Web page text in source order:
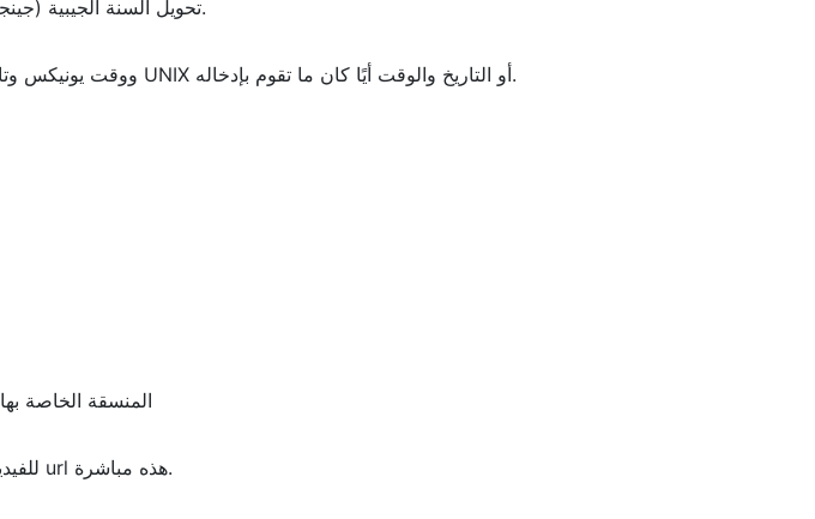
تحويل السنة الجيبية (جينجو)، والعصر الشائع، والعصر التايلاندي البوذي، والفروع الأرضية. عرض الأعمار أيضًا.
تحويل وقت UNIX ووقت يونيكس وتاريخ ووقت بعضهما البعض. يتعرف هذا المحول تلقائيًا على وقت UNIX أو التاريخ والوقت أيًا كان ما تقوم بإدخاله.
استرداد تغريدة فردية باستخدام واجهة برمجة تطبيقات تويتر وعرض بيانات JSON المنسقة الخاصة بها
تقوم هذه الأداة بإنشاء عناوين url للفيديو من التغريدات. يمكنك تنزيل الفيديو من عناوين url هذه مباشرة.